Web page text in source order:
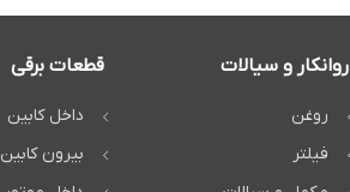
روانکار و سیالات
روغن
فیلتر
قطعات برقی
داخل کابین
بیرون کابین